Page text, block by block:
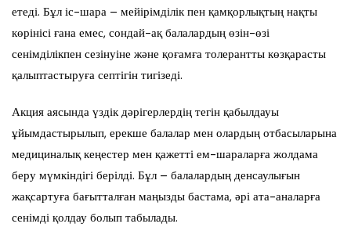
етеді. Бұл іс-шара – мейірімділік пен қамқорлықтың нақты
көрінісі ғана емес, сондай-ақ балалардың өзін-өзі
сенімділікпен сезінуіне және қоғамға толерантты көзқарасты
қалыптастыруға септігін тигізеді.
Акция аясында үздік дәрігерлердің тегін қабылдауы
ұйымдастырылып, ерекше балалар мен олардың отбасыларына
медициналық кеңестер мен қажетті ем-шараларға жолдама
беру мүмкіндігі берілді. Бұл – балалардың денсаулығын
жақсартуға бағытталған маңызды бастама, әрі ата-аналарға
сенімді қолдау болып табылады.